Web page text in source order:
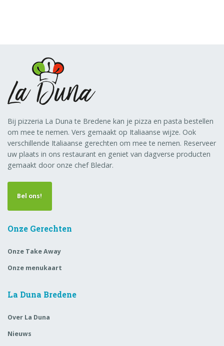
Bij pizzeria La Duna te Bredene kan je pizza en pasta bestellen
om mee te nemen. Vers gemaakt op Italiaanse wijze. Ook
verschillende Italiaanse gerechten om mee te nemen. Reserveer
uw plaats in ons restaurant en geniet van dagverse producten
gemaakt door onze chef Bledar.
Bel ons!
Onze Gerechten
Onze Take Away
Onze menukaart
La Duna Bredene
Over La Duna
Nieuws